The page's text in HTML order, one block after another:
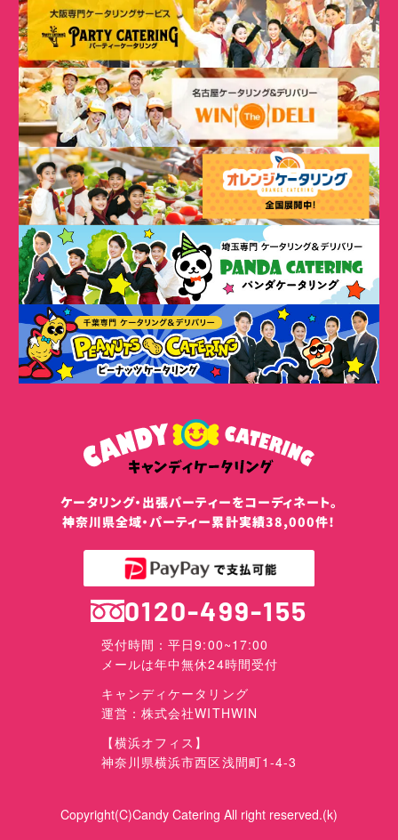
ケータリング・出張パーティーをコーディネート。
神奈川県全域・パーティー累計実績38,000件！
0120-499-155
受付時間：平日9:00~17:00
メールは年中無休24時間受付
キャンディケータリング
運営：株式会社WITHWIN
【横浜オフィス】
神奈川県横浜市西区浅間町1-4-3
Copyright(C)Candy Catering All right reserved.(k)